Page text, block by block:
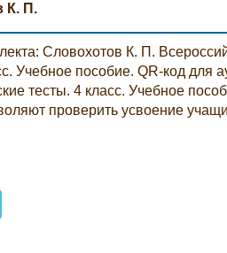
К. П.
Словохотов К. П.
Учебное пособие. QR-код для
тесты. 4 класс. Учебное
проверить усвоение